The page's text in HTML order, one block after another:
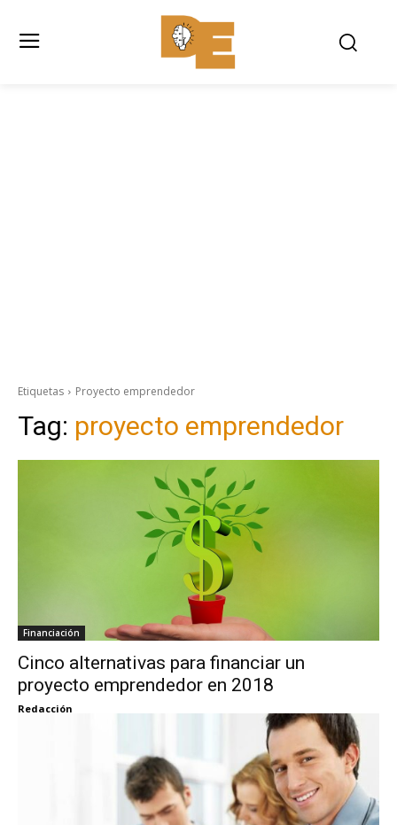
Etiquetas Proyecto emprendedor
Tag: proyecto emprendedor
Financiación
Cinco alternativas para financiar un
proyecto emprendedor en 2018
Redacción